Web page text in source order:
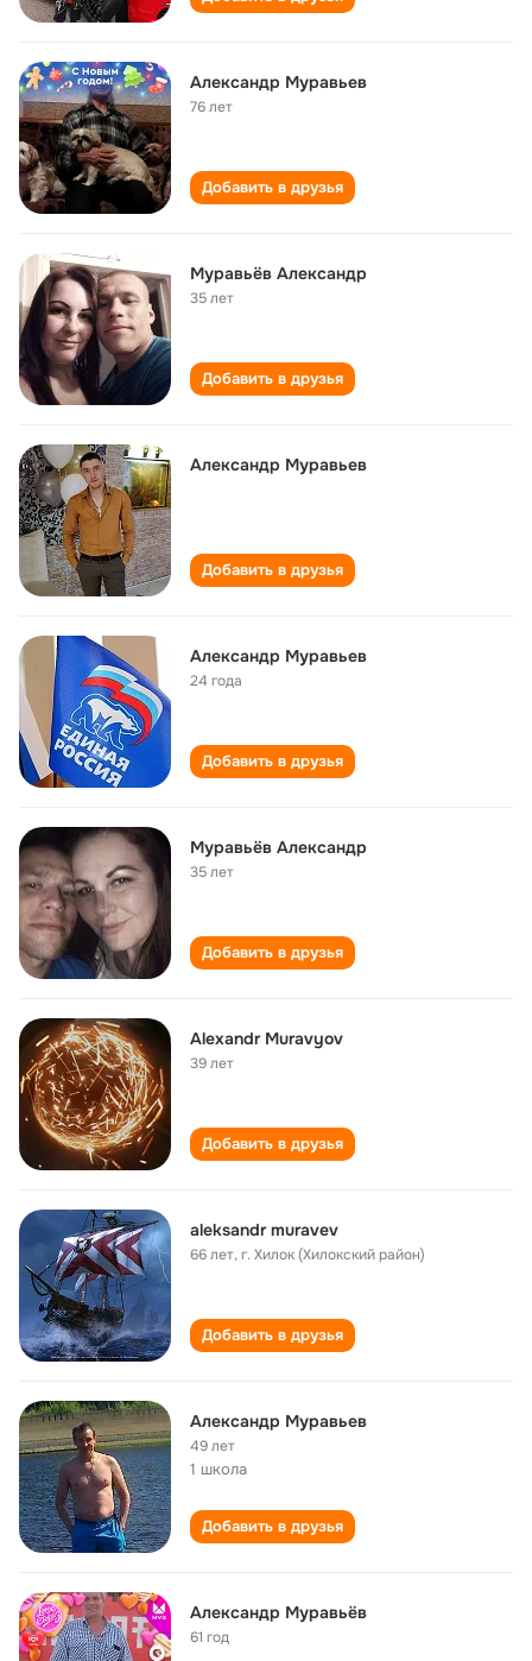
Александр Муравьев
76 лет
Добавить в друзья
Муравьёв Александр
35 лет
Добавить в друзья
Александр Муравьев
Добавить в друзья
Александр Муравьев
24 года
Добавить в друзья
Муравьëв Александр
35 лет
Добавить в друзья
Alexandr Muravyov
39 лет
Добавить в друзья
aleksandr muravev
66 лет,г. Хилок (Хилокский район)
Добавить в друзья
Александр Муравьев
49 лет
1 школа
Добавить в друзья
Александр Муравьёв
61 год